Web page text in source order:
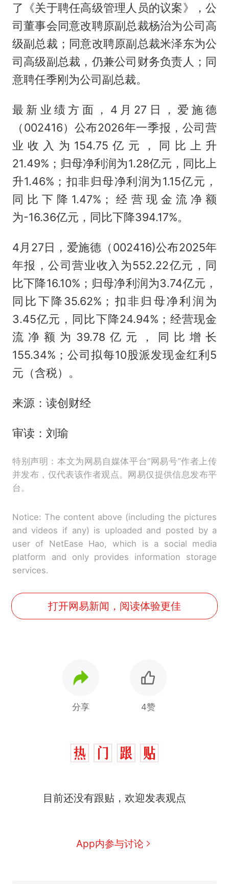
了《关于聘任高级管理人员的议案》，公
司董事会同意改聘原副总裁杨治为公司高
级副总裁；同意改聘原副总裁米泽东为公
司高级副总裁，仍兼公司财务负责人；同
意聘任季刚为公司副总裁。
最新业绩方面，4月27日，爱施德
（002416）公布2026年一季报，公司营
业收入为154.75亿元，同比上升
21.49%；归母净利润为1.28亿元，同比上
升1.46%；扣非归母净利润为1.15亿元，
同比下降1.47%；经营现金流净额
为-16.36亿元，同比下降394.17%。
4月27日，爱施德（002416)公布2025年
年报，公司营业收入为552.22亿元，同
比下降16.10%；归母净利润为3.74亿元，
同比下降35.62%；扣非归母净利润为
3.45亿元，同比下降24.94%；经营现金
流净额为39.78亿元，同比增长
155.34%；公司拟每10股派发现金红利5
元（含税）。
来源：读创财经
审读：刘瑜
特别声明：本文为网易自媒体平台“网易号”作者上传
并发布，仅代表该作者观点。网易仅提供信息发布平
台。
Notice: The content above (including the pictures
and videos if any) is uploaded and posted by a
user of NetEase Hao, which is a social media
platform and only provides information storage
services.
打开网易新闻，阅读体验更佳
分享 4赞
目前还没有跟贴，欢迎发表观点
App内参与讨论
因老师一句“跟我回家”改写了
眼了……
空调24小时开着反而更省电？
电力部门回应